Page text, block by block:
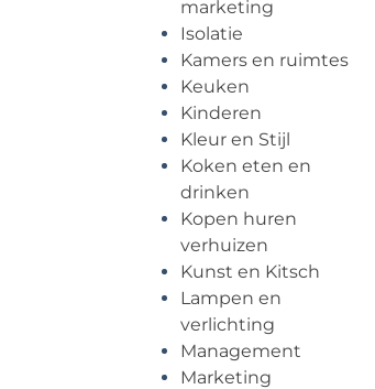
marketing
Isolatie
Kamers en ruimtes
Keuken
Kinderen
Kleur en Stijl
Koken eten en
drinken
Kopen huren
verhuizen
Kunst en Kitsch
Lampen en
verlichting
Management
Marketing